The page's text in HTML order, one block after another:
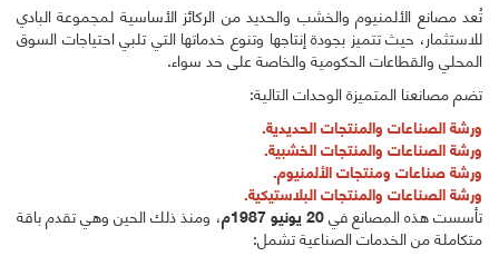
تُعد مصانع الألمنيوم والخشب والحديد من الركائز الأساسية لمجموعة البادي
للاستثمار، حيث تتميز بجودة إنتاجها وتنوع خدماتها التي تلبي احتياجات السوق
المحلي والقطاعات الحكومية والخاصة على حد سواء.
تضم مصانعنا المتميزة الوحدات التالية:
ورشة الصناعات والمنتجات الحديدية.
ورشة الصناعات والمنتجات الخشبية.
ورشة صناعات ومنتجات الألمنيوم.
ورشة الصناعات والمنتجات البلاستيكية.
تأسست هذه المصانع في20 يونيو 1987م
، ومنذ ذلك الحين وهي تقدم باقة
متكاملة من الخدمات الصناعية تشمل: